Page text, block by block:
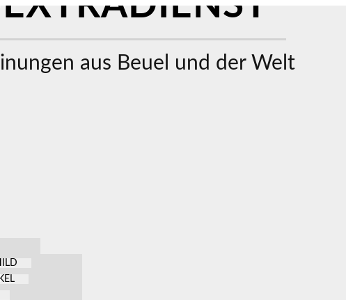
aus Beuel und der Welt